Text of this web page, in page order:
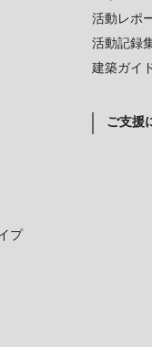
活動レポ
活動記録
建築ガイ
プ
ご支援